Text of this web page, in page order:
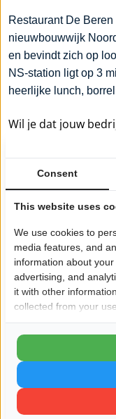
Restaurant De
nieuwbouwwijk
en bevindt zich op
NS-station ligt op 3
heerlijke lunch,
Wil je dat jouw
Pagina delen op:
Maandag:
Dinsdag:
Woensdag:
Donderdag:
Vrijdag:
Consent
This website uses
We use cookies to
media features, and
information about
advertising, and
it with other
collected from your